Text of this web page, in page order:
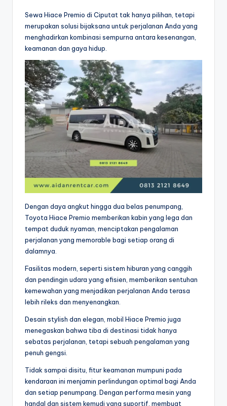
Sewa Hiace Premio di Ciputat tak hanya pilihan, tetapi
merupakan solusi bijaksana untuk perjalanan Anda yang
menghadirkan kombinasi sempurna antara kesenangan,
keamanan dan gaya hidup.
Dengan daya angkut hingga dua belas penumpang,
Toyota Hiace Premio memberikan kabin yang lega dan
tempat duduk nyaman, menciptakan pengalaman
perjalanan yang memorable bagi setiap orang di
dalamnya.
Fasilitas modern, seperti sistem hiburan yang canggih
dan pendingin udara yang efisien, memberikan sentuhan
kemewahan yang menjadikan perjalanan Anda terasa
lebih rileks dan menyenangkan.
Desain stylish dan elegan, mobil Hiace Premio juga
menegaskan bahwa tiba di destinasi tidak hanya
sebatas perjalanan, tetapi sebuah pengalaman yang
penuh gengsi.
Tidak sampai disitu, fitur keamanan mumpuni pada
kendaraan ini menjamin perlindungan optimal bagi Anda
dan setiap penumpang. Dengan performa mesin yang
handal dan sistem kemudi yang suportif, membuat